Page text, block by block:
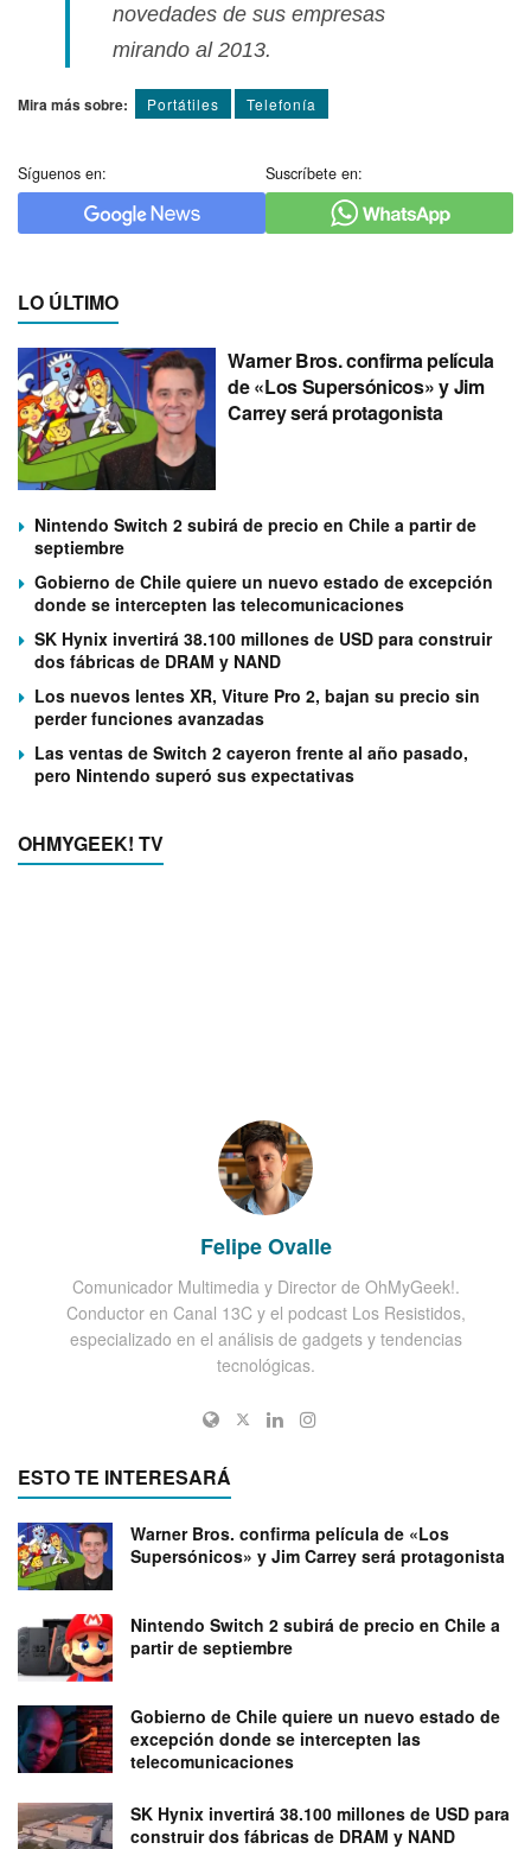
novedades de sus empresas
mirando al 2013.
Mira más sobre: Portátiles Telefoní­a
Síguenos en: Suscríbete en:
LO ÚLTIMO
Warner Bros. confirma película
de «Los Supersónicos» y Jim
Carrey será protagonista
Nintendo Switch 2 subirá de precio en Chile a partir de
septiembre
Gobierno de Chile quiere un nuevo estado de excepción
donde se intercepten las telecomunicaciones
SK Hynix invertirá 38.100 millones de USD para construir
dos fábricas de DRAM y NAND
Los nuevos lentes XR, Viture Pro 2, bajan su precio sin
perder funciones avanzadas
Las ventas de Switch 2 cayeron frente al año pasado,
pero Nintendo superó sus expectativas
OHMYGEEK! TV
Felipe Ovalle
Comunicador Multimedia y Director de OhMyGeek!.
Conductor en Canal 13C y el podcast Los Resistidos,
especializado en el análisis de gadgets y tendencias
tecnológicas.
ESTO TE INTERESARÁ
Warner Bros. confirma película de «Los
Supersónicos» y Jim Carrey será protagonista
Nintendo Switch 2 subirá de precio en Chile a
partir de septiembre
Gobierno de Chile quiere un nuevo estado de
excepción donde se intercepten las
telecomunicaciones
SK Hynix invertirá 38.100 millones de USD para
construir dos fábricas de DRAM y NAND